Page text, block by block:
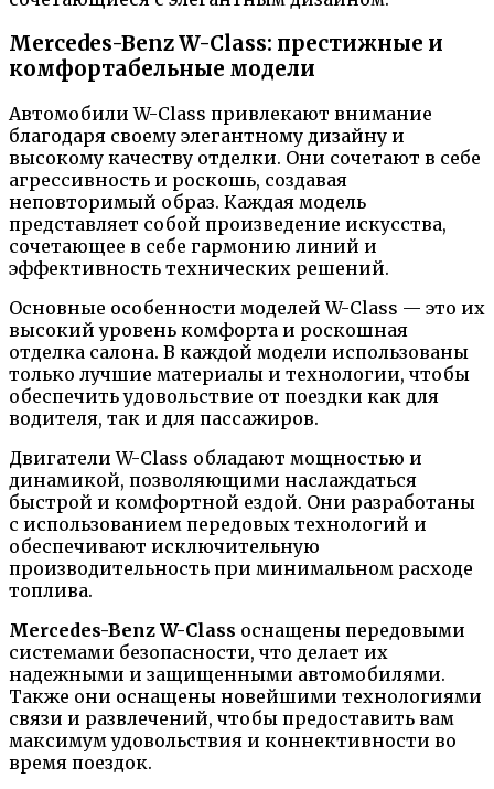
Mercedes-Benz W-Class: престижные и
комфортабельные модели
Автомобили W-Class привлекают внимание
благодаря своему элегантному дизайну и
высокому качеству отделки. Они сочетают в себе
агрессивность и роскошь, создавая
неповторимый образ. Каждая модель
представляет собой произведение искусства,
сочетающее в себе гармонию линий и
эффективность технических решений.
Основные особенности моделей W-Class — это их
высокий уровень комфорта и роскошная
отделка салона. В каждой модели использованы
только лучшие материалы и технологии, чтобы
обеспечить удовольствие от поездки как для
водителя, так и для пассажиров.
Двигатели W-Class обладают мощностью и
динамикой, позволяющими наслаждаться
быстрой и комфортной ездой. Они разработаны
с использованием передовых технологий и
обеспечивают исключительную
производительность при минимальном расходе
топлива.
Mercedes-Benz W-Class оснащены передовыми
системами безопасности, что делает их
надежными и защищенными автомобилями.
Также они оснащены новейшими технологиями
связи и развлечений, чтобы предоставить вам
максимум удовольствия и коннективности во
время поездок.